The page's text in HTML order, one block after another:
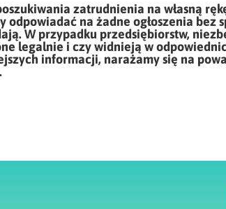
zatrudnienia na własną
odpowiadać na żadne ogłoszenia bez
W przypadku przedsiębiorstw,
legalnie i czy widnieją w
informacji, narażamy się na